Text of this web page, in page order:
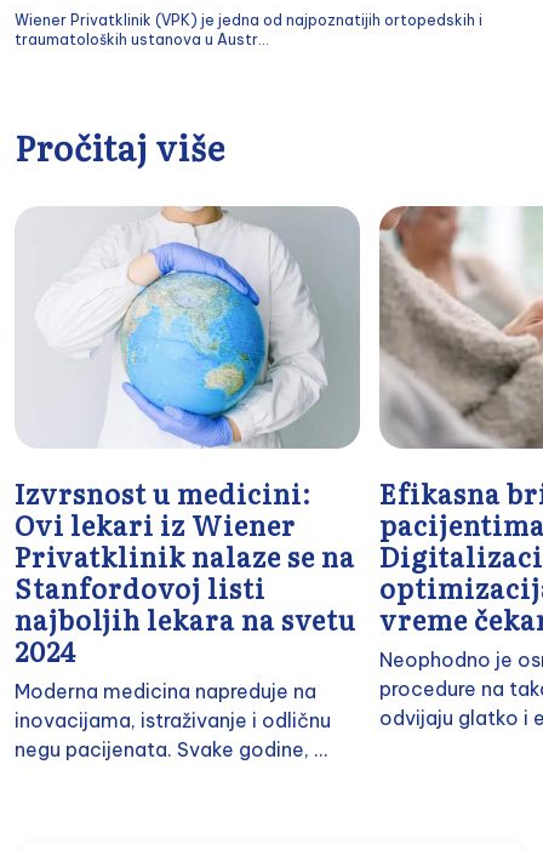
Wiener Privatklinik (VPK) je jedna od najpoznatijih ortopedskih i
traumatoloških ustanova u Austr...
Pročitaj više
Izvrsnost u medicini:
Ovi lekari iz Wiener
Privatklinik nalaze se na
Stanfordovoj listi
najboljih lekara na svetu
2024
Moderna medicina napreduje na
inovacijama, istraživanje i odličnu
negu pacijenata. Svake godine, ...
Efikasna
vreme
Neophodno je
procedure na
odvijaju glatko i